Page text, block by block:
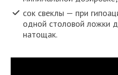
сок свеклы — при
одной столовой ложки
натощак.